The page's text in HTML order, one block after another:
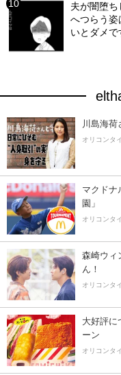
夫が闇堕
へつらう
いとダメで
川島海荷
オリコンタ
マクドナ
園」
オリコンタ
森崎ウィ
ん！
オリコンタ
大好評に
ーン
オリコンタ